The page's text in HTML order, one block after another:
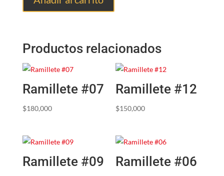
Productos relacionados
Ramillete #07
$180,000
Ramillete #12
$150,000
Ramillete #09 Ramillete #06